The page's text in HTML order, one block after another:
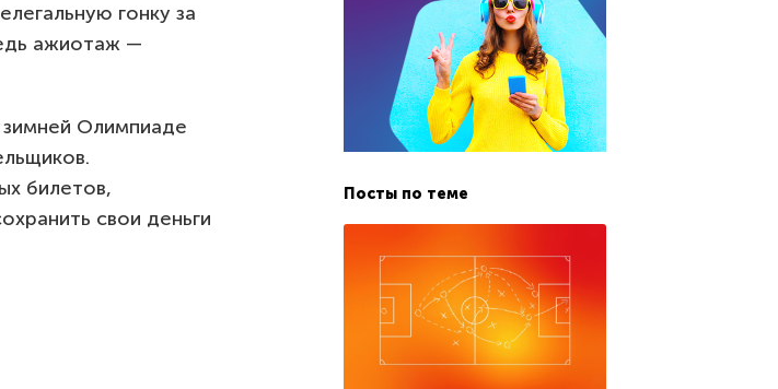
гонку за
ажиотаж —
Олимпиаде
билетов,
свои деньги
Посты по теме